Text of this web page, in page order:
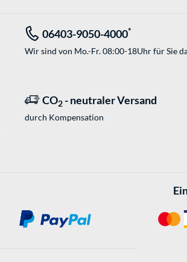
06403-9050-4000*
Wir sind von Mo.-Fr. 08:00-18Uhr für Sie
CO2 - neutraler Versand
durch Kompensation